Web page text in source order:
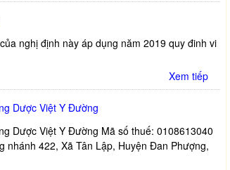
nghị định này áp dụng năm 2019 quy đinh vi
Xem tiếp
Dược Việt Y Đường
Dược Việt Y Đường Mã số thuế: 0108613040
nhánh 422, Xã Tân Lập, Huyện Đan Phượng,